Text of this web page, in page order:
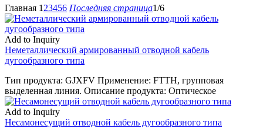
Главная 1 23456 Последняя страница1/6
Add to Inquiry
Неметаллический армированный отводной кабель
дугообразного типа
Тип продукта: GJXFV Применение: FTTH, групповая
выделенная линия. Описание продукта: Оптическое
Add to Inquiry
Несамонесущий отводной кабель дугообразного типа